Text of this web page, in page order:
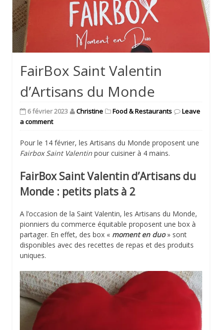
FairBox Saint Valentin
d’Artisans du Monde
6 février 2023 Christine Food & Restaurants
Leave
a comment
Pour le 14 février, les Artisans du Monde proposent une
Fairbox Saint Valentin pour cuisiner à 4 mains.
FairBox Saint Valentin d’Artisans du
Monde : petits plats à 2
A l’occasion de la Saint Valentin, les Artisans du Monde,
pionniers du commerce équitable proposent une box à
partager. En effet, des box « moment en duo» sont
disponibles avec des recettes de repas et des produits
uniques.